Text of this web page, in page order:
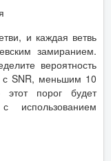
и каждая ветвь
замиранием.
вероятность
с SNR, меньшим 10
порог будет
использованием